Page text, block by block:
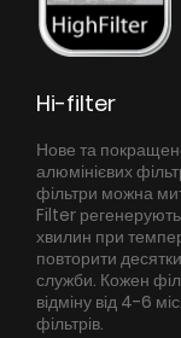
Hi-filter
Нове та
алюмінієвих
фільтри можна
Filter регенерують
хвилин при
повторити
служби. Кожен
відміну від 4-6
фільтрів.